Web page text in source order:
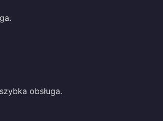
obsługa.